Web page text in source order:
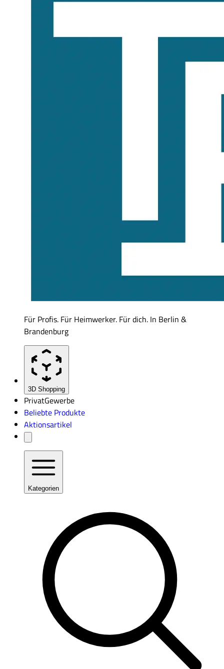
Für Profis. Für Heimwerker. Für dich. In Berlin &
Brandenburg
3D Shopping
PrivatGewerbe
Beliebte Produkte
Aktionsartikel
Kategorien